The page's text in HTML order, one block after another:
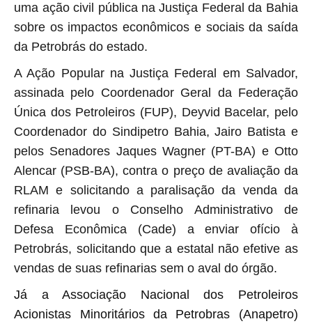
uma ação civil pública na Justiça Federal da Bahia
sobre os impactos econômicos e sociais da saída
da Petrobrás do estado.
A Ação Popular na Justiça Federal em Salvador,
assinada pelo Coordenador Geral da Federação
Única dos Petroleiros (FUP), Deyvid Bacelar, pelo
Coordenador do Sindipetro Bahia, Jairo Batista e
pelos Senadores Jaques Wagner (PT-BA) e Otto
Alencar (PSB-BA), contra o preço de avaliação da
RLAM e solicitando a paralisação da venda da
refinaria levou o Conselho Administrativo de
Defesa Econômica (Cade) a enviar ofício à
Petrobrás, solicitando que a estatal não efetive as
vendas de suas refinarias sem o aval do órgão.
Já a Associação Nacional dos Petroleiros
Acionistas Minoritários da Petrobras (Anapetro)